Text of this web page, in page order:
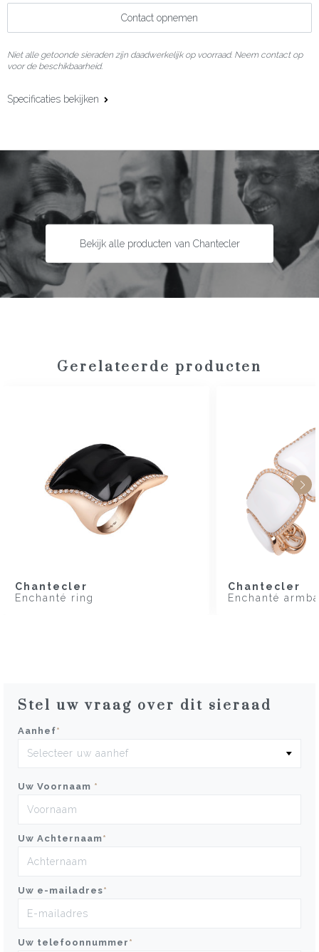
Contact opnemen
Niet alle getoonde sieraden zijn daadwerkelijk op voorraad. Neem contact op
voor de beschikbaarheid.
Specificaties bekijken
Additioneel materiaal:
Edelsteen:
Diamant
Slijpvorm:
Briljant
Steengewicht:
0.96 ct
Bekijk alle producten van Chantecler
Gerelateerde producten
Chantecler
Enchanté ring
Chantecler
Enchanté
Stel uw vraag over dit sieraad
Aanhef*
Uw Voornaam *
Uw Achternaam*
Uw e-mailadres*
Uw telefoonnummer *